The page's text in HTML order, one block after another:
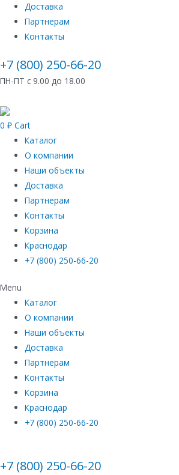
Доставка
Партнерам
Контакты
+7 (800) 250-66-20
ПН-ПТ с 9.00 до 18.00
0 ₽ Cart
Каталог
О компании
Наши объекты
Доставка
Партнерам
Контакты
Корзина
Краснодар
+7 (800) 250-66-20
Menu
Каталог
О компании
Наши объекты
Доставка
Партнерам
Контакты
Корзина
Краснодар
+7 (800) 250-66-20
+7 (800) 250-66-20